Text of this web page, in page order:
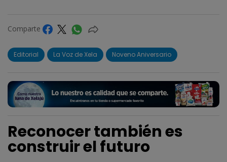
Comparte
Editorial La Voz de Xela Noveno Aniversario
Reconocer también es
construir el futuro